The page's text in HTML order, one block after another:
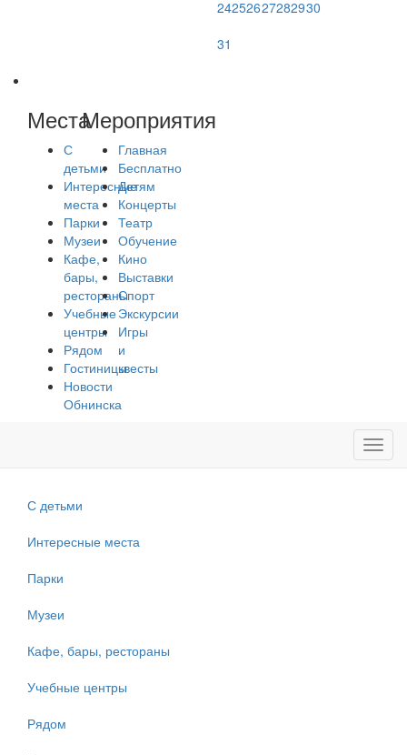
24252627282930
31
Места
С
детьми
Интересные
места
Парки
Музеи
Кафе,
бары,
рестораны
Учебные
центры
Рядом
Гостиницы
Новости
Обнинска
Мероприятия
Главная
Бесплатно
Детям
Концерты
Театр
Обучение
Кино
Выставки
Спорт
Экскурсии
Игры
и
квесты
С детьми
Интересные места
Парки
Музеи
Кафе, бары, рестораны
Учебные центры
Рядом